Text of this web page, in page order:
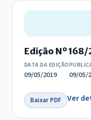
Edição Nº 168/
DATA DA EDIÇÃO
09/05/2019 09/05/
Baixar PDF Ver